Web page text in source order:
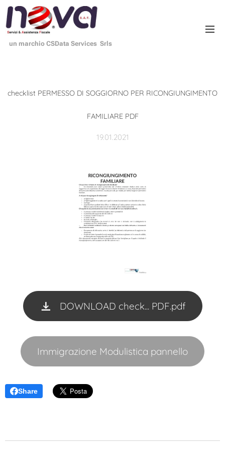
un marchio CSData Services Srls
checklist PERMESSO DI SOGGIORNO PER RICONGIUNGIMENTO
FAMILIARE PDF
19.01.2021
DOWNLOAD check... PDF.pdf
Immigrazione Modulistica pannello
Share